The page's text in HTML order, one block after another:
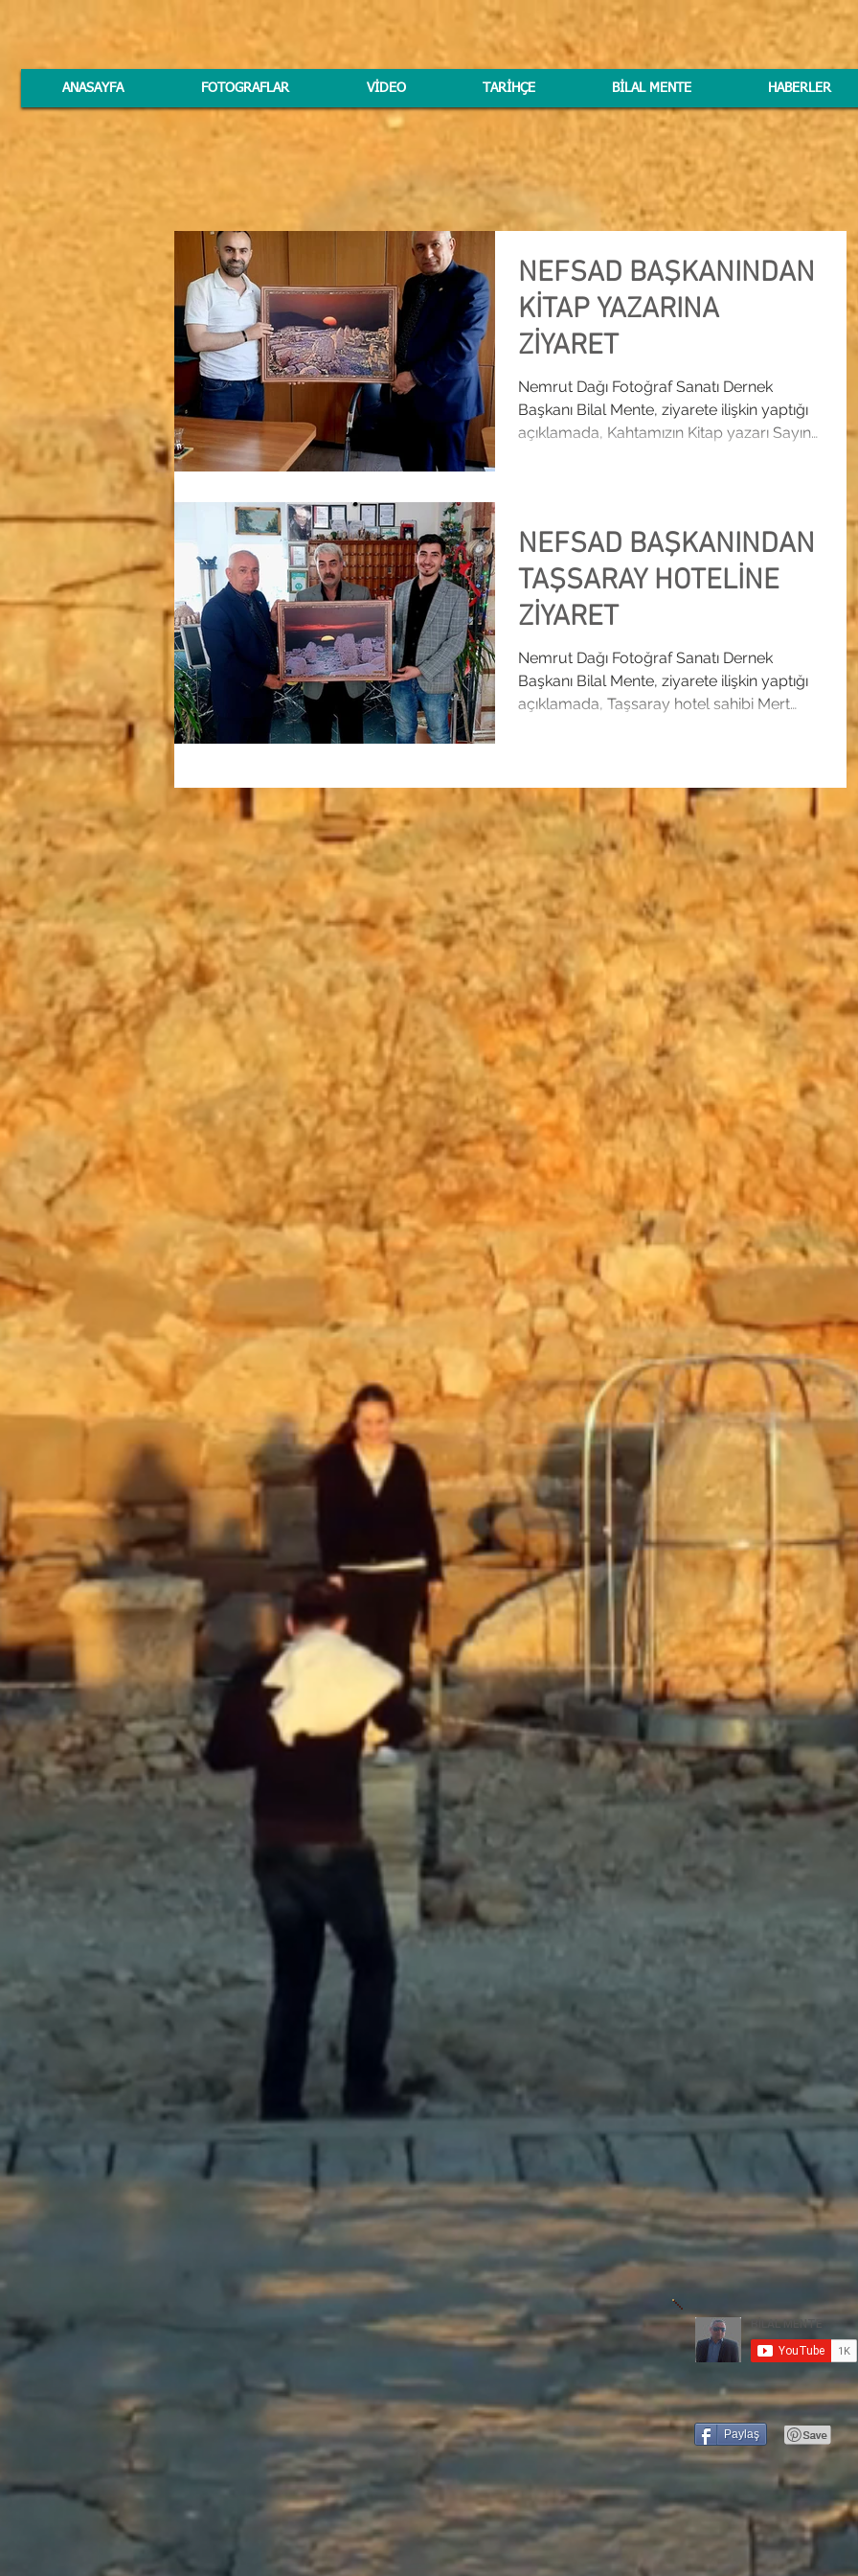
ANASAYFA FOTOGRAFLAR VİDEO TARİHÇE BİLAL MENTE HABERLER
NEFSAD BAŞKANINDAN
KİTAP YAZARINA
ZİYARET
Nemrut Dağı Fotoğraf Sanatı Dernek
Başkanı Bilal Mente, ziyarete ilişkin yaptığı
açıklamada, Kahtamızın Kitap yazarı Sayın
NEFSAD BAŞKANINDAN
TAŞSARAY HOTELİNE
ZİYARET
Nemrut Dağı Fotoğraf Sanatı Dernek
Başkanı Bilal Mente, ziyarete ilişkin yaptığı
açıklamada, Taşsaray hotel sahibi Mert
Paylaş